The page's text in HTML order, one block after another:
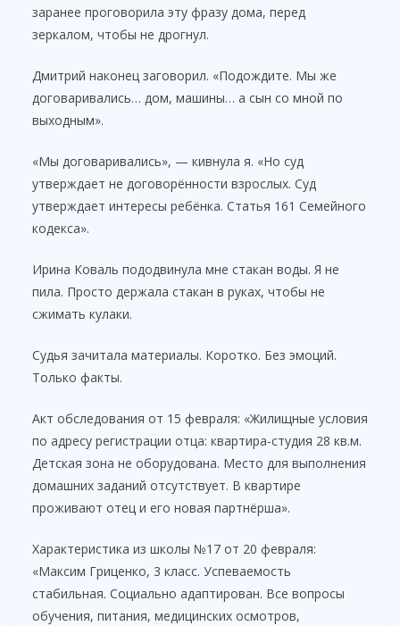
заранее проговорила эту фразу дома, перед
зеркалом, чтобы не дрогнул.
Дмитрий наконец заговорил. «Подождите. Мы же
договаривались… дом, машины… а сын со мной по
выходным».
«Мы договаривались», — кивнула я. «Но суд
утверждает не договорённости взрослых. Суд
утверждает интересы ребёнка. Статья 161 Семейного
кодекса».
Ирина Коваль пододвинула мне стакан воды. Я не
пила. Просто держала стакан в руках, чтобы не
сжимать кулаки.
Судья зачитала материалы. Коротко. Без эмоций.
Только факты.
Акт обследования от 15 февраля: «Жилищные условия
по адресу регистрации отца: квартира-студия 28 кв.м.
Детская зона не оборудована. Место для выполнения
домашних заданий отсутствует. В квартире
проживают отец и его новая партнёрша».
Характеристика из школы №17 от 20 февраля:
«Максим Гриценко, 3 класс. Успеваемость
стабильная. Социально адаптирован. Все вопросы
обучения, питания, медицинских осмотров,